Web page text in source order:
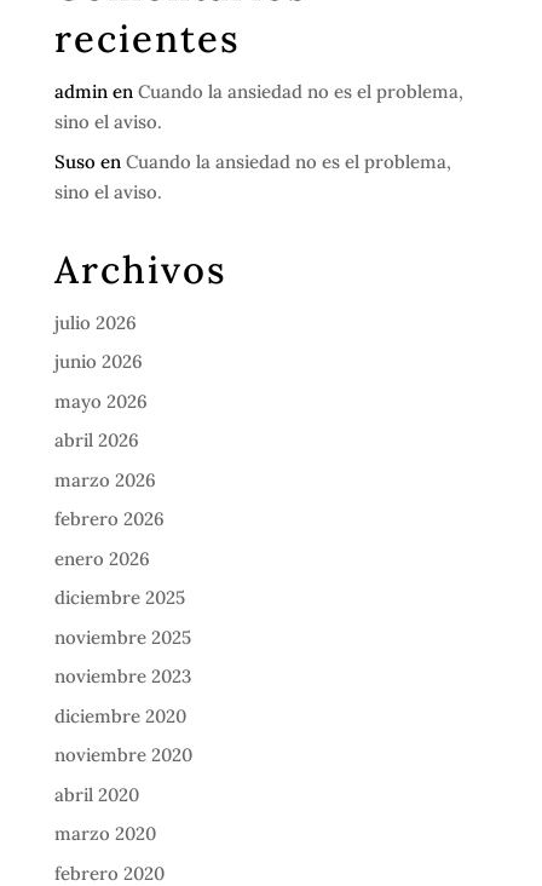
recientes
adminen Cuando la ansiedad no es el problema,
sino el aviso.
Suso en Cuando la ansiedad no es el problema,
sino el aviso.
Archivos
julio 2026
junio 2026
mayo 2026
abril 2026
marzo 2026
febrero 2026
enero 2026
diciembre 2025
noviembre 2025
noviembre 2023
diciembre 2020
noviembre 2020
abril 2020
marzo 2020
febrero 2020